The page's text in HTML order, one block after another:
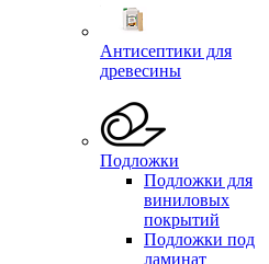
Антисептики для
древесины
Подложки
Подложки для
виниловых
покрытий
Подложки под
ламинат